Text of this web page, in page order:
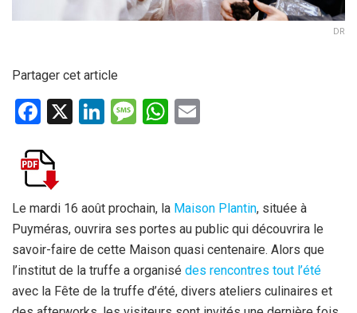
DR
Partager cet article
F
ce
b
o
o
k
X
Li
n
M
g
e
W
A
p
p
Le mardi 16 août prochain, la Maison Plantin, située à
Puyméras, ouvrira ses portes au public qui découvrira le
savoir-faire de cette Maison quasi centenaire. Alors que
l’institut de la truffe a organisé des rencontres tout l’été
avec la Fête de la truffe d’été, divers ateliers culinaires et